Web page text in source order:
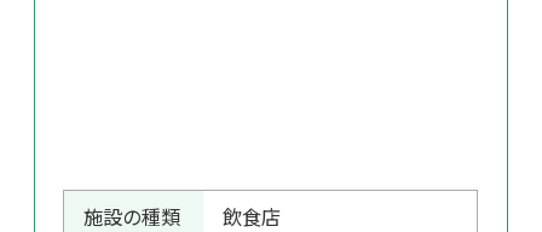
施設の種類
飲食店